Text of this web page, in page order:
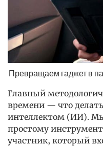
Превращаем гаджет в
Главный
времени — что
интеллектом (ИИ).
простому
участник, который